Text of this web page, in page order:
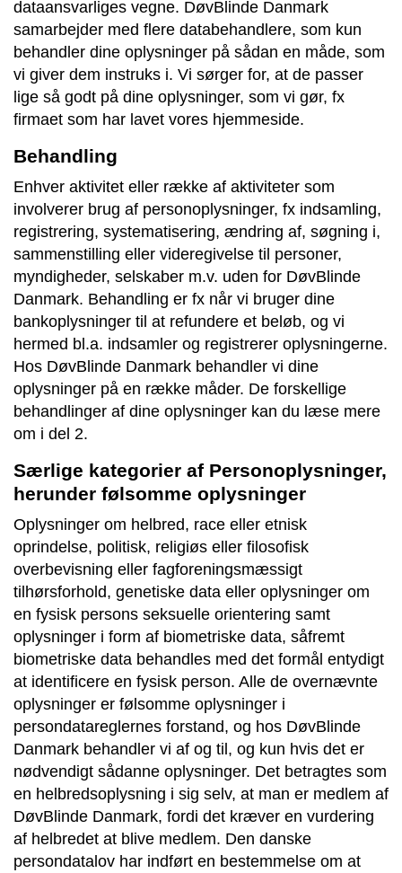
dataansvarliges vegne. DøvBlinde Danmark
samarbejder med flere databehandlere, som kun
behandler dine oplysninger på sådan en måde, som
vi giver dem instruks i. Vi sørger for, at de passer
lige så godt på dine oplysninger, som vi gør, fx
firmaet som har lavet vores hjemmeside.
Behandling
Enhver aktivitet eller række af aktiviteter som
involverer brug af personoplysninger, fx indsamling,
registrering, systematisering, ændring af, søgning i,
sammenstilling eller videregivelse til personer,
myndigheder, selskaber m.v. uden for DøvBlinde
Danmark. Behandling er fx når vi bruger dine
bankoplysninger til at refundere et beløb, og vi
hermed bl.a. indsamler og registrerer oplysningerne.
Hos DøvBlinde Danmark behandler vi dine
oplysninger på en række måder. De forskellige
behandlinger af dine oplysninger kan du læse mere
om i del 2.
Særlige kategorier af Personoplysninger,
herunder følsomme oplysninger
Oplysninger om helbred, race eller etnisk
oprindelse, politisk, religiøs eller filosofisk
overbevisning eller fagforeningsmæssigt
tilhørsforhold, genetiske data eller oplysninger om
en fysisk persons seksuelle orientering samt
oplysninger i form af biometriske data, såfremt
biometriske data behandles med det formål entydigt
at identificere en fysisk person. Alle de overnævnte
oplysninger er følsomme oplysninger i
persondatareglernes forstand, og hos DøvBlinde
Danmark behandler vi af og til, og kun hvis det er
nødvendigt sådanne oplysninger. Det betragtes som
en helbredsoplysning i sig selv, at man er medlem af
DøvBlinde Danmark, fordi det kræver en vurdering
af helbredet at blive medlem. Den danske
persondatalov har indført en bestemmelse om at